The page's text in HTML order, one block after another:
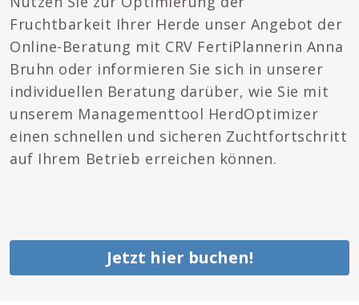
Fruchtbarkeit Ihrer Herde unser Angebot der
Online-Beratung mit CRV FertiPlannerin Anna
Bruhn oder informieren Sie sich in unserer
individuellen Beratung darüber, wie Sie mit
unserem Managementtool HerdOptimizer
einen schnellen und sicheren Zuchtfortschritt
auf Ihrem Betrieb erreichen können.
Jetzt hier buchen!